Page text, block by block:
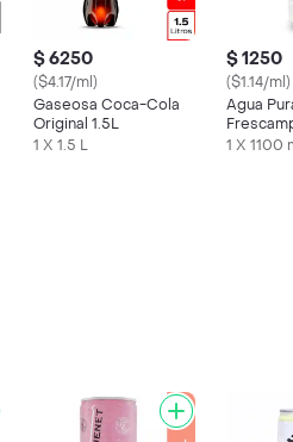
$ 6250
($4.17/ml)
Gaseosa Coca-Cola
Original 1.5L
1 X 1.5 L
$ 1250
($1.14/ml)
Agua
1 X 1100